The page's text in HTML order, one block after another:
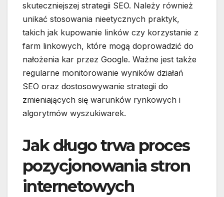
skuteczniejszej strategii SEO. Należy również
unikać stosowania nieetycznych praktyk,
takich jak kupowanie linków czy korzystanie z
farm linkowych, które mogą doprowadzić do
nałożenia kar przez Google. Ważne jest także
regularne monitorowanie wyników działań
SEO oraz dostosowywanie strategii do
zmieniających się warunków rynkowych i
algorytmów wyszukiwarek.
Jak długo trwa proces
pozycjonowania stron
internetowych